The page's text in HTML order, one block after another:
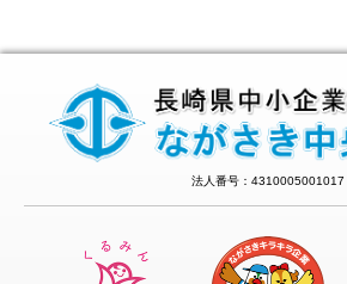
法人番号：4310005001017